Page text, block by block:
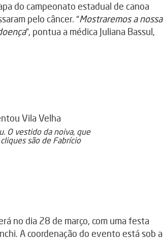
do campeonato estadual de canoa
pelo câncer. “Mostraremos a nossa
”, pontua a médica Juliana Bassul,
O vestido da noiva, que
são de Fabrício
no dia 28 de março, com uma festa
A coordenação do evento está sob a